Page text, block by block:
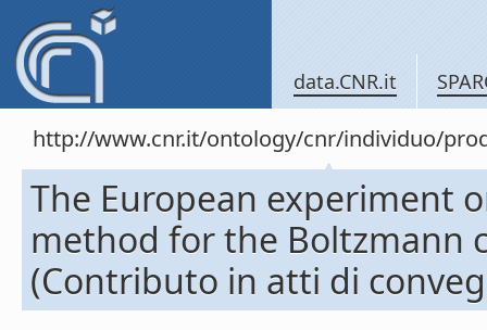
data.CNR.it
http://www.cnr.it/ontology/cnr/individuo/
The European experiment
method for the Boltzmann
(Contributo in atti di